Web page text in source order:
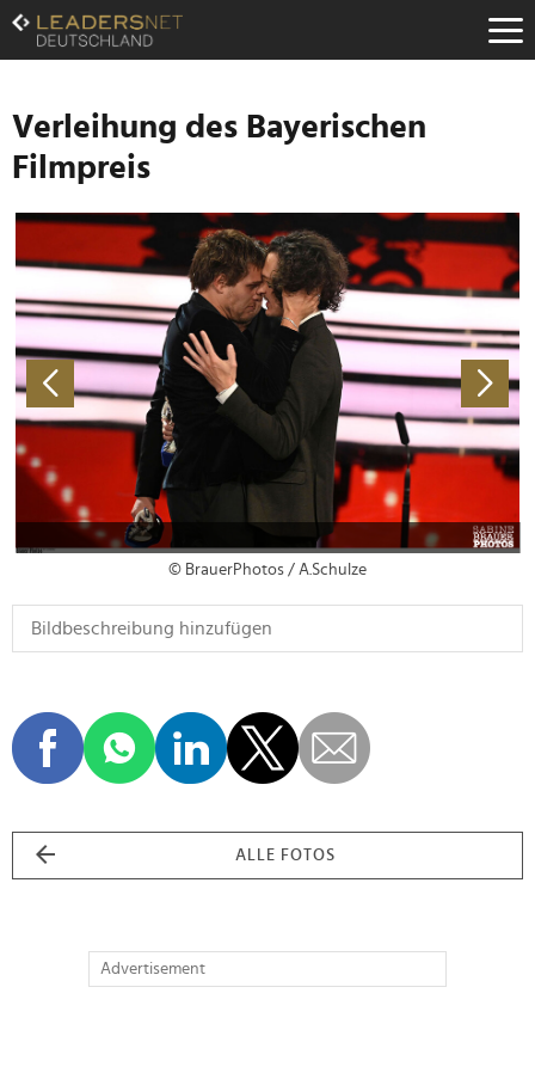
Zum
Inhalt
Zur
Navigation
Zur
Hauptnavigation
Verleihung des Bayerischen
Filmpreis
© BrauerPhotos / A.Schulze
ALLE FOTOS
Advertisement